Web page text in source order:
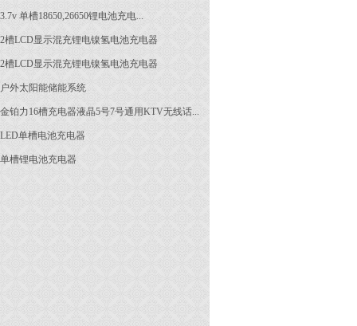
3.7v 单槽18650,26650锂电池充电...
2槽LCD显示混充锂电镍氢电池充电器
2槽LCD显示混充锂电镍氢电池充电器
户外太阳能储能系统
金铂力16槽充电器液晶5号7号通用KTV无线话...
LED单槽电池充电器
单槽锂电池充电器